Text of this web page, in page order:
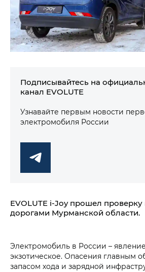
Подписывайтесь на
канал EVOLUTE
Узнавайте первым новости
электромобиля России
EVOLUTE i‑Joy прошел
дорогами Мурманской области.
Электромобиль в России –
экзотическое. Опасения главным
запасом хода и зарядной